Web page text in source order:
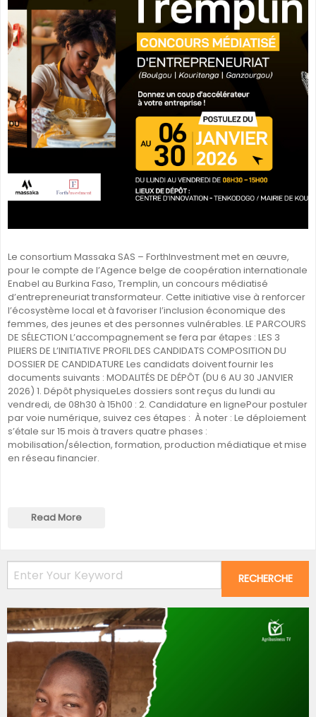
Le consortium Massaka SAS – ForthInvestment met en œuvre,
pour le compte de l’Agence belge de coopération internationale
Enabel au Burkina Faso, Tremplin, un concours médiatisé
d’entrepreneuriat transformateur. Cette initiative vise à renforcer
l’écosystème local et à favoriser l’inclusion économique des
femmes, des jeunes et des personnes vulnérables. LE PARCOURS
DE SÉLECTION L’accompagnement se fera par étapes : LES 3
PILIERS DE L’INITIATIVE PROFIL DES CANDIDATS COMPOSITION DU
DOSSIER DE CANDIDATURE Les candidats doivent fournir les
documents suivants : MODALITÉS DE DÉPÔT (DU 6 AU 30 JANVIER
2026) 1. Dépôt physiqueLes dossiers sont reçus du lundi au
vendredi, de 08h30 à 15h00 : 2. Candidature en lignePour postuler
par voie numérique, suivez ces étapes : À noter : Le déploiement
s’étale sur 15 mois à travers quatre phases :
mobilisation/sélection, formation, production médiatique et mise
en réseau financier.
Read More